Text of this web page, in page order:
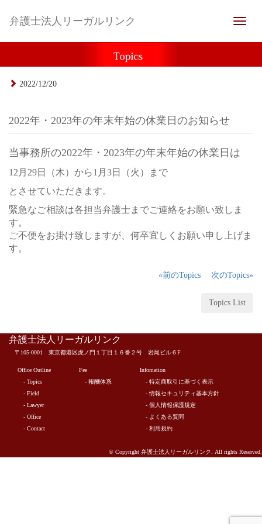
Toggle
弁護士法人リーガルリンク
2022/12/20
2022年・2023年の年末年始の休業日のお知らせ
当事務所の2022年・2023年の年末年始の休業日は
12月29日（木）から1月3日（火）まで
とさせていただきます。
緊急なご相談は各担当弁護士までご連絡をお願い致しま
す。
ご不便をお掛け致しますが、何卒宜しくお願い申し上げま
す。
«前のTopics 次のTopics»
Topics List
弁護士法人リーガルリンク
〒105-0001 東京都港区虎ノ門１丁目１６番２号 岩尾ビル６F
Office Outline
- Topics
- Field
- Lawyer
- Office
- Contact
Fee
- 報酬体系
Infomation
- 特定商取引に基づく表示
- 情報セキュリティ基本方針
- 個人情報保護規定
- よくある質問
- 利用規約
© Copyright 弁護士法人リーガルリンク. All rights Reserved.